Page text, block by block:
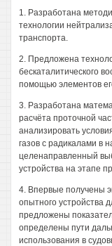
1. Разработана
технологии
транспорта.
2. Предложена
бескаталитического
помощью элементов
3. Разработана
расчёта проточной
анализировать
газов с радикалами в
целенаправленный
устройства на этапе
4. Впервые получены
опытного устройства
предложены
определены пути
использования в